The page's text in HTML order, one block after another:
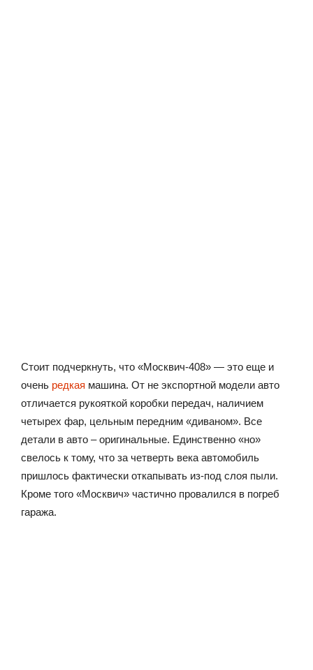
Стоит подчеркнуть, что «Москвич-408» — это еще и
очень редкая машина. От не экспортной модели авто
отличается рукояткой коробки передач, наличием
четырех фар, цельным передним «диваном». Все
детали в авто – оригинальные. Единственно «но»
свелось к тому, что за четверть века автомобиль
пришлось фактически откапывать из-под слоя пыли.
Кроме того «Москвич» частично провалился в погреб
гаража.